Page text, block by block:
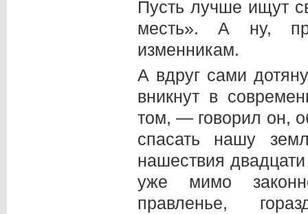
Пусть лучше ищут
месть». А ну,
изменникам.
А вдруг сами
вникнут в
том, — говорил он,
спасать нашу
нашествия
уже мимо
правленье,